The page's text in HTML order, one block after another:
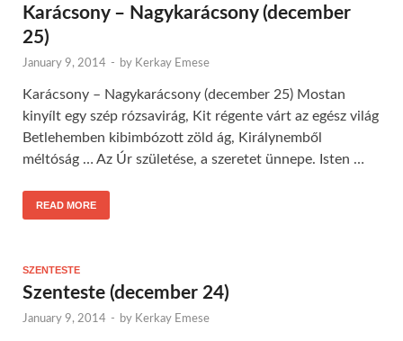
Karácsony – Nagykarácsony (december
25)
January 9, 2014 - by Kerkay Emese
Karácsony – Nagykarácsony (december 25) Mostan
kinyílt egy szép rózsavirág, Kit régente várt az egész világ
Betlehemben kibimbózott zöld ág, Királynemből
méltóság … Az Úr születése, a szeretet ünnepe. Isten …
READ MORE
SZENTESTE
Szenteste (december 24)
January 9, 2014 - by Kerkay Emese